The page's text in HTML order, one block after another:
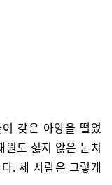
갖은 아양을 떨었
원도 싫지 않은 눈치
. 세 사람은 그렇게